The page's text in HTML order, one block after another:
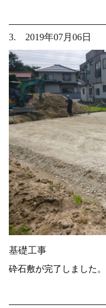
3. 2019年07月06日
基礎工事
砕石敷が完了しました。